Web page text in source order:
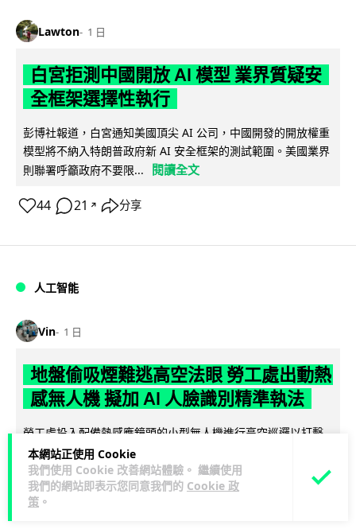
本網站正使用 Cookie
我們使用 Cookie 改善網站體驗。 繼續使用
我們的網站即表示您同意我們的 Cookie 政
策 。
Lawton 1 日
白宮拒測中國開放 AI 模型 業界質疑安
全框架選擇性執行
彭博社報道，白宮通知美國頂尖 AI 公司，中國開發的開放權重
模型將不納入特朗普政府新 AI 安全框架的測試範圍。美國業界
則聯署呼籲政府不要限...
閱讀全文
44 21 ↗ 分享
人工智能
Vin 1 日
地盤偷吸煙難逃高空法眼 勞工處出動熱
感無人機 擬加 AI 人臉識別精準執法
勞工處投入配備熱感應鏡頭的小型無人機進行高空巡邏以打擊
地盤違例吸煙，並正研究於未來一年內引入 AI 人臉識別與行為
分析功能，結合三大技術進一...
閱讀全文
246